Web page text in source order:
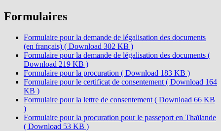
Formulaires
Formulaire pour la demande de légalisation des documents
(en français) ( Download 302 KB )
Formulaire pour la demande de légalisation des documents (
Download 219 KB )
Formulaire pour la procuration ( Download 183 KB )
Formulaire pour le certificat de consentement ( Download 164
KB )
Formulaire pour la lettre de consentement ( Download 66 KB
)
Formulaire pour la procuration pour le passeport en Thaïlande
( Download 53 KB )